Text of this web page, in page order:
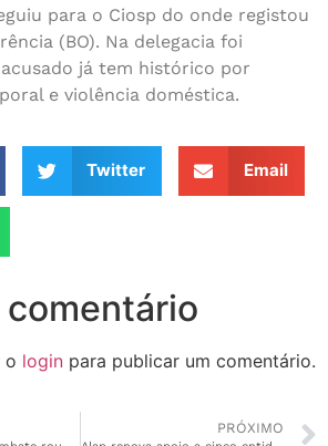
para o Ciosp do onde registou
(BO). Na delegacia foi
já tem histórico por
e violência doméstica.
Twitter Email
comentário
o login para publicar um comentário.
PRÓXIMO